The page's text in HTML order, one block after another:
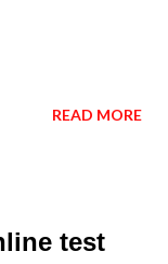
READ MORE
test